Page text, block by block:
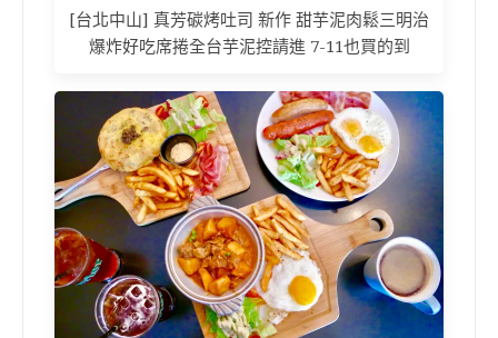
[台北中山] 真芳碳烤吐司 新作 甜芋泥肉鬆三明治
爆炸好吃席捲全台芋泥控請進 7-11也買的到